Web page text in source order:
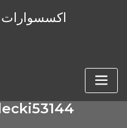
اكسسوارات